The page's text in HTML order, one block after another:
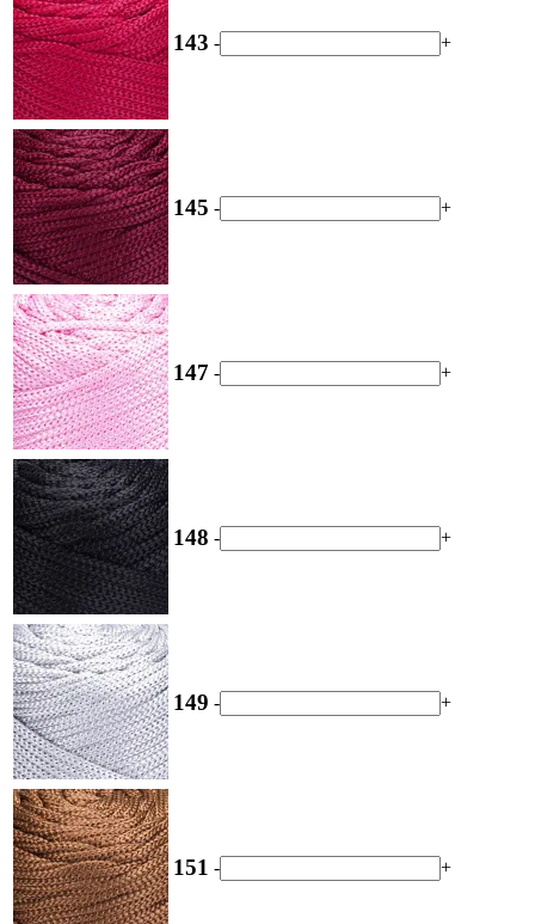
143 - +
145 - +
147 - +
148 - +
149 - +
151 - +